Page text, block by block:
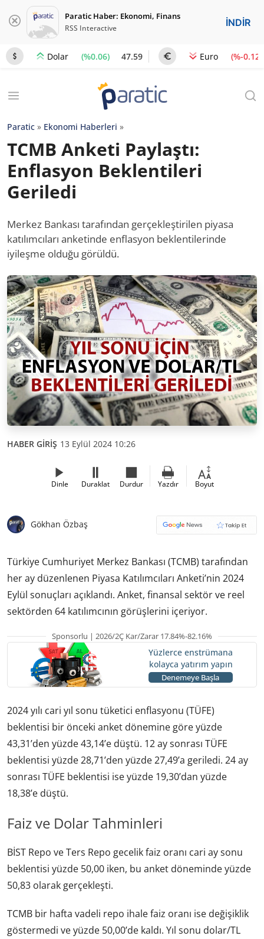
Paratic Haber: Ekonomi, Finans
RSS Interactive İNDİR
Dolar (%0.06) 47.59 Euro (%-0.12)
Paratic » Ekonomi Haberleri »
TCMB Anketi Paylaştı:
Enflasyon Beklentileri
Geriledi
Merkez Bankası tarafından gerçekleştirilen piyasa
katılımcıları anketinde enflasyon beklentilerinde
iyileşme olduğu görüldü.
HABER GİRİŞ 13 Eylül 2024 10:26
Dinle Duraklat Durdur Yazdır Boyut
Gökhan Özbaş
Türkiye Cumhuriyet Merkez Bankası (TCMB) tarafından
her ay düzenlenen Piyasa Katılımcıları Anketi’nin 2024
Eylül sonuçları açıklandı. Anket, finansal sektör ve reel
sektörden 64 katılımcının görüşlerini içeriyor.
Sponsorlu | 2026/2Ç Kar/Zarar 17.84%-82.16%
Yüzlerce enstrümana
kolayca yatırım yapın
Denemeye Başla
2024 yılı cari yıl sonu tüketici enflasyonu (TÜFE)
beklentisi bir önceki anket dönemine göre yüzde
43,31’den yüzde 43,14’e düştü. 12 ay sonrası TÜFE
beklentisi yüzde 28,71’den yüzde 27,49’a geriledi. 24 ay
sonrası TÜFE beklentisi ise yüzde 19,30’dan yüzde
18,38’e düştü.
Faiz ve Dolar Tahminleri
BİST Repo ve Ters Repo gecelik faiz oranı cari ay sonu
beklentisi yüzde 50,00 iken, bu anket döneminde yüzde
50,83 olarak gerçekleşti.
TCMB bir hafta vadeli repo ihale faiz oranı ise değişiklik
göstermedi ve yüzde 50,00’de kaldı. Yıl sonu dolar/TL